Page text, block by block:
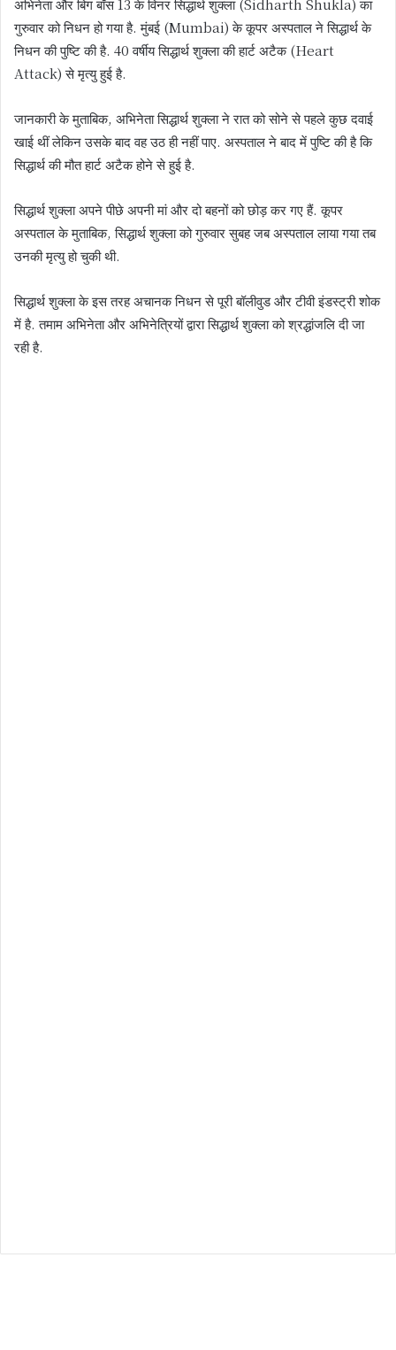
अभिनेता और बिग बॉस 13 के विनर सिद्धार्थ शुक्ला (Sidharth Shukla) का
गुरुवार को निधन हो गया है. मुंबई (Mumbai) के कूपर अस्पताल ने सिद्धार्थ के
निधन की पुष्टि की है. 40 वर्षीय सिद्धार्थ शुक्ला की हार्ट अटैक (Heart
Attack) से मृत्यु हुई है.
जानकारी के मुताबिक, अभिनेता सिद्धार्थ शुक्ला ने रात को सोने से पहले कुछ दवाई
खाई थीं लेकिन उसके बाद वह उठ ही नहीं पाए. अस्पताल ने बाद में पुष्टि की है कि
सिद्धार्थ की मौत हार्ट अटैक होने से हुई है.
सिद्धार्थ शुक्ला अपने पीछे अपनी मां और दो बहनों को छोड़ कर गए हैं. कूपर
अस्पताल के मुताबिक, सिद्धार्थ शुक्ला को गुरुवार सुबह जब अस्पताल लाया गया तब
उनकी मृत्यु हो चुकी थी.
सिद्धार्थ शुक्ला के इस तरह अचानक निधन से पूरी बॉलीवुड और टीवी इंडस्ट्री शोक
में है. तमाम अभिनेता और अभिनेत्रियों द्वारा सिद्धार्थ शुक्ला को श्रद्धांजलि दी जा
रही है.